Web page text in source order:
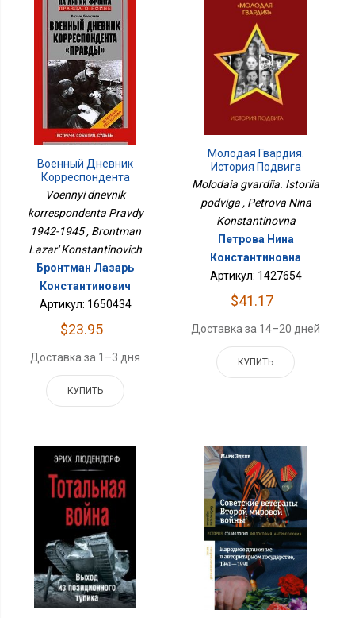
Военный Дневник
Корреспондента
Правды 1942-1945
Voennyi dnevnik
korrespondenta Pravdy
1942-1945 , Brontman
Lazar' Konstantinovich
Бронтман Лазарь
Константинович
Артикул: 1650434
$23.95
Доставка за 1–3 дня
КУПИТЬ
Молодая Гвардия.
История Подвига
Molodaia gvardiia. Istoriia
podviga , Petrova Nina
Konstantinovna
Петрова Нина
Константиновна
Артикул: 1427654
$41.17
Доставка за 14–20 дней
КУПИТЬ